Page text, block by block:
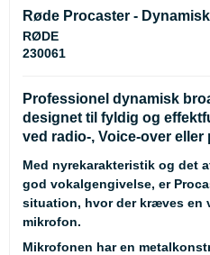
Røde Procaster -
RØDE
230061
Professionel dynamisk
designet til fyldig og
ved radio-, Voice-over
Med nyrekarakteristik og det
god vokalgengivelse, er
situation, hvor der kræves en
mikrofon.
Mikrofonen har en